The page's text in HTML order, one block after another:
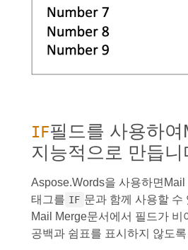
IF필드를 사용하
지능적으로 만듭니
Aspose.Words을 사용하면
태그를 IF 문과 함께 사용할 수
Mail Merge문서에서 필드가 비
공백과 쉼표를 표시하지 않도